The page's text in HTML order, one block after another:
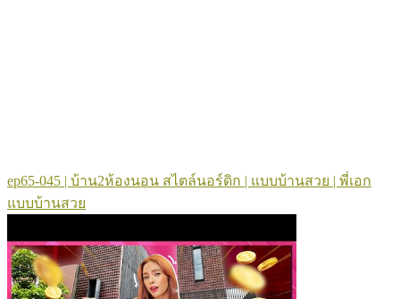
ep65-045 | บ้าน2ห้องนอน สไตล์นอร์ดิก | แบบบ้านสวย | พี่เอก
แบบบ้านสวย